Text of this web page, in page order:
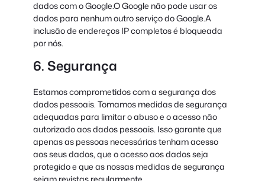
dados com o Google.O Google não pode usar os
dados para nenhum outro serviço do Google.A
inclusão de endereços IP completos é bloqueada
por nós.
6. Segurança
Estamos comprometidos com a segurança dos
dados pessoais. Tomamos medidas de segurança
adequadas para limitar o abuso e o acesso não
autorizado aos dados pessoais. Isso garante que
apenas as pessoas necessárias tenham acesso
aos seus dados, que o acesso aos dados seja
protegido e que as nossas medidas de segurança